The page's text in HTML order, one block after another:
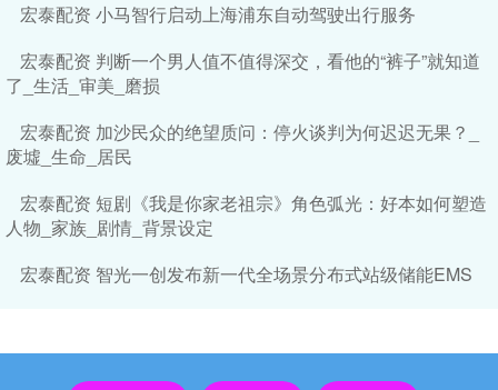
宏泰配资 小马智行启动上海浦东自动驾驶出行服务
宏泰配资 判断一个男人值不值得深交，看他的“裤子”就知道
了_生活_审美_磨损
宏泰配资 加沙民众的绝望质问：停火谈判为何迟迟无果？_
废墟_生命_居民
宏泰配资 短剧《我是你家老祖宗》角色弧光：好本如何塑造
人物_家族_剧情_背景设定
宏泰配资 智光一创发布新一代全场景分布式站级储能EMS